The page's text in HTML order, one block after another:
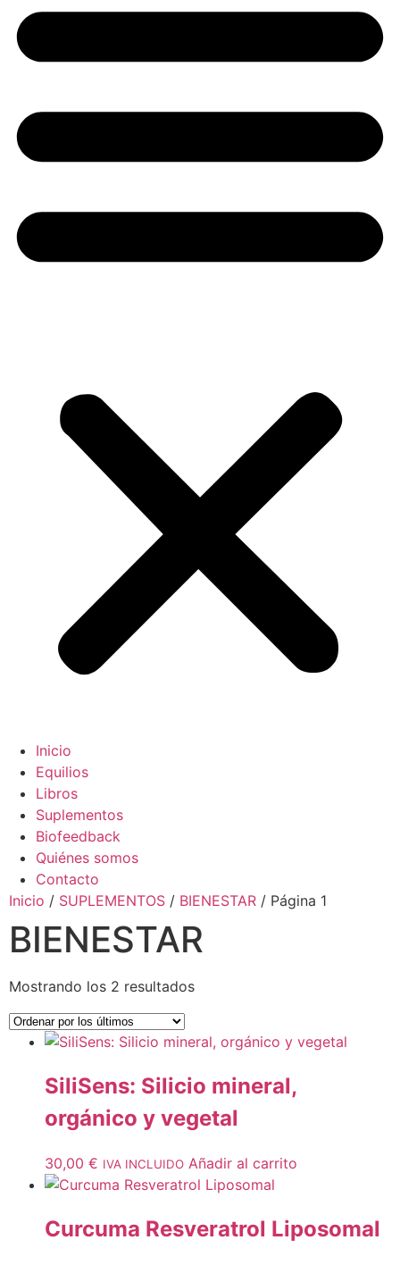
Inicio
Equilios
Libros
Suplementos
Biofeedback
Quiénes somos
Contacto
Inicio / SUPLEMENTOS / BIENESTAR / Página 1
BIENESTAR
Mostrando los 2 resultados
SiliSens: Silicio mineral,
orgánico y vegetal
30,00 € IVA INCLUIDO Añadir al carrito
Curcuma Resveratrol Liposomal